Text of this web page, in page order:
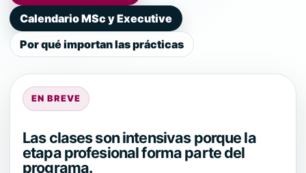
Calendario MSc y Executive
Por qué importan las prácticas
EN BREVE
Las clases son intensivas porque la
etapa profesional forma parte del
programa.